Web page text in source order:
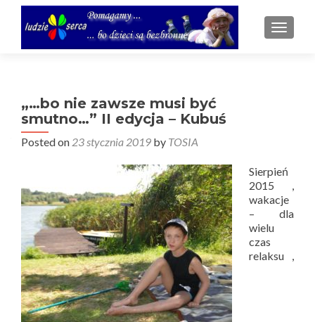
„…bo nie zawsze musi być
smutno…” II edycja – Kubuś
Posted on 23 stycznia 2019 by TOSIA
Sierpień
2015 ,
wakacje
– dla
wielu
czas
relaksu ,